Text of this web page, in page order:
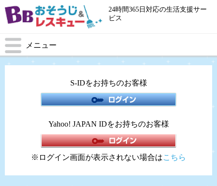
24時間365日対応の生活支援サー
ビス
メニュー
S-IDをお持ちのお客様
Yahoo! JAPAN IDをお持ちのお客様
※ログイン画面が表示されない場合はこちら